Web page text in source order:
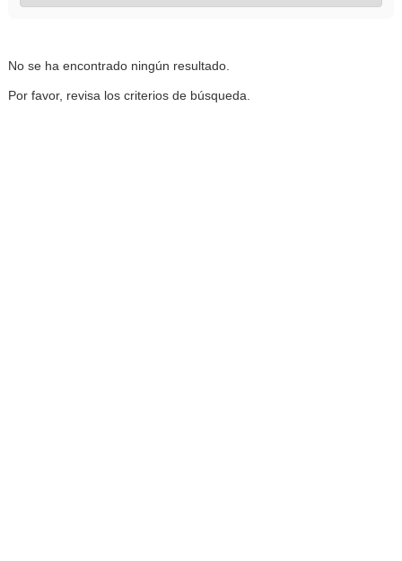
No se ha encontrado ningún resultado.
Por favor, revisa los criterios de búsqueda.